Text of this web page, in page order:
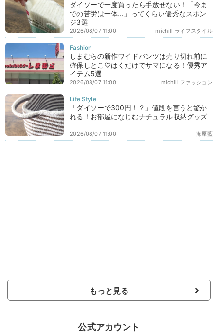
ダイソーで一度買ったら手放せない！「今ま
での苦労は一体…」ってくらい優秀なスポン
ジ3選
michill ライフスタイル
2026/08/07 11:00
しまむらの新作ワイドパンツは売り切れ前に
確保しとこ♡はくだけでサマになる！優秀ア
イテム5選
michill ファッション
2026/08/07 11:00
「ダイソーで300円！？」値段を言うと驚か
れる！お部屋になじむナチュラル収納グッズ
海原藍
2026/08/07 11:00
もっと見る
公式アカウント